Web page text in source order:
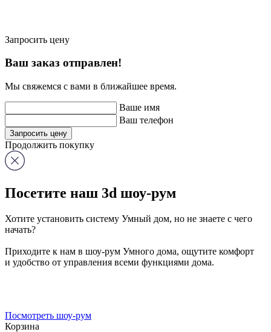
Запросить цену
Ваш заказ отправлен!
Мы свяжемся с вами в ближайшее время.
Ваше имя
Ваш телефон
Запросить цену
Продолжить покупку
Посетите наш 3d шоу-рум
Хотите установить систему Умный дом, но не знаете с чего
начать?
Приходите к нам в шоу-рум Умного дома, ощутите комфорт
и удобство от управления всеми функциями дома.
Посмотреть шоу-рум
Корзина